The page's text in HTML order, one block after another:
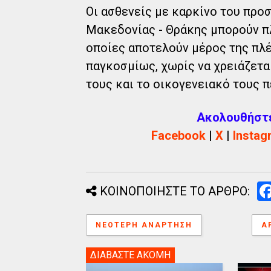
Οι ασθενείς με καρκίνο του
Μακεδονίας - Θράκης μπορούν
οποίες αποτελούν μέρος της
παγκοσμίως, χωρίς να
τους και το οικογενειακό τους
Facebook| X|
ΚΟΙΝΟΠΟΙΗΣΤΕ ΤΟ ΑΡΘΡΟ:
ΝΕΌΤΕΡΗ ΑΝΆΡΤΗΣΗ
ΔΙΑΒΑΣΤΕ ΑΚΟΜΗ